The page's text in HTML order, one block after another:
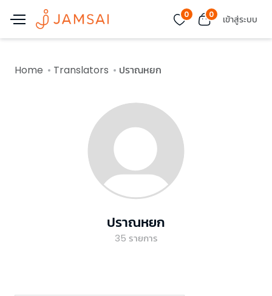
0 0 เข้าสู่ระบบ
Home Translators ปราณหยก
ปราณหยก
35 รายการ